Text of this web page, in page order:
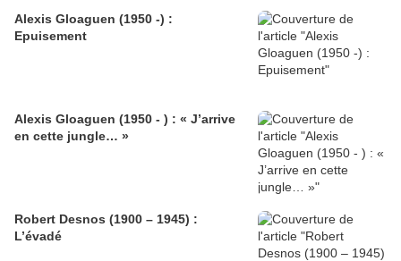
Alexis Gloaguen (1950 -) :
Epuisement
Alexis Gloaguen (1950 - ) : « J’arrive
en cette jungle… »
Robert Desnos (1900 – 1945) :
L’évadé